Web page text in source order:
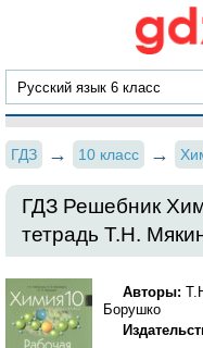
ГДЗ 10 класс
ГДЗ Решебник
тетрадь Т.Н.
Авторы:
Борушко